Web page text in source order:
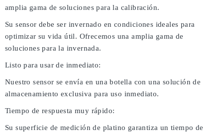
amplia gama de soluciones para la calibración.
Su sensor debe ser invernado en condiciones ideales para
optimizar su vida útil. Ofrecemos una amplia gama de
soluciones para la invernada.
Listo para usar de inmediato:
Nuestro sensor se envía en una botella con una solución de
almacenamiento exclusiva para uso inmediato.
Tiempo de respuesta muy rápido:
Su superficie de medición de platino garantiza un tiempo de